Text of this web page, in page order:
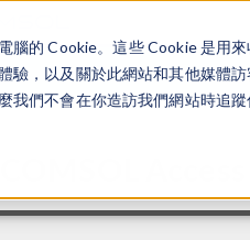
腦的 Cookie。這些 Cookie 是用
驗，以及關於此網站和其他媒體
我們不會在你造訪我們網站時追